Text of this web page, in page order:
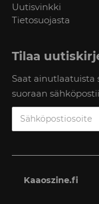
Uutisvinkki
Tietosuojasta
Tilaa
Saat ainutlaatuista
suoraan
Kaaoszine.fi